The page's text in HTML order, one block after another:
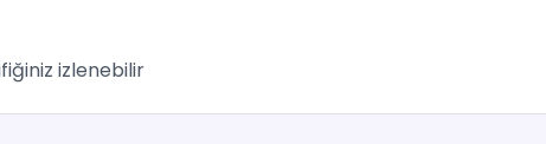
izlenebilir